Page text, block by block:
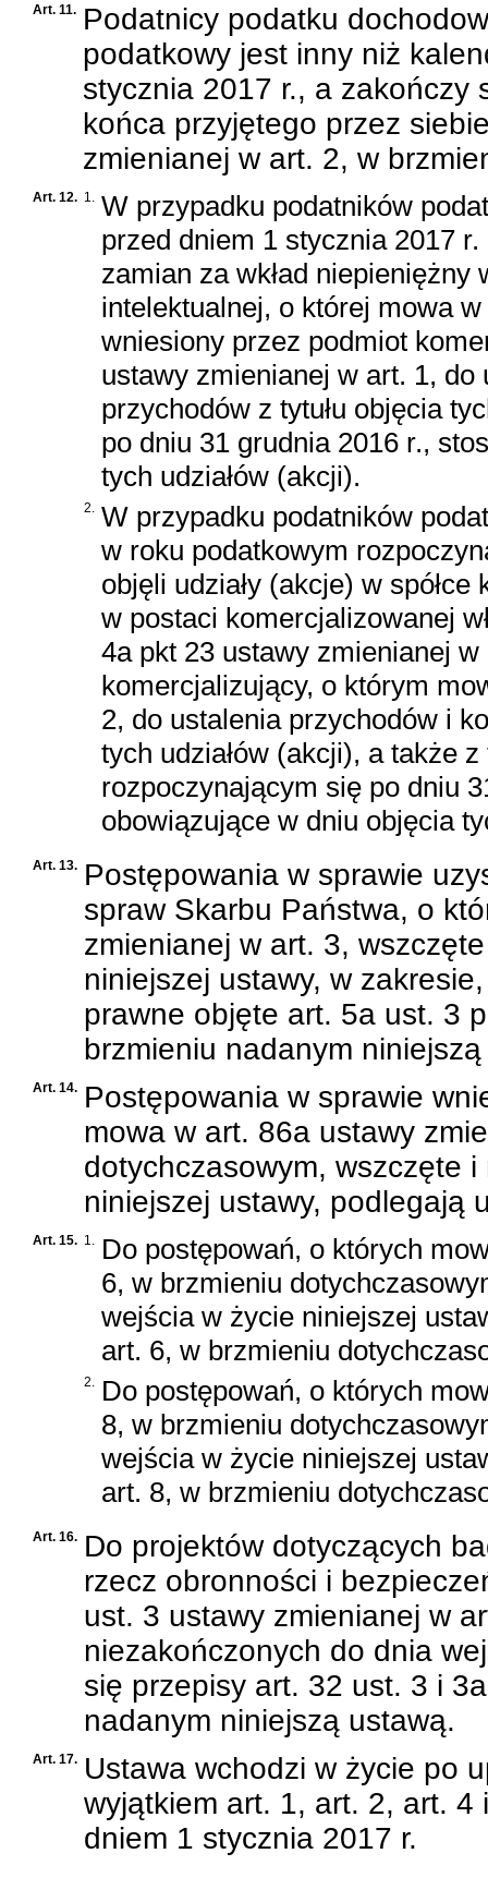
Art. 11. Podatnicy podatku
podatkowy jest inny niż
stycznia 2017 r., a zakończy
końca przyjętego przez
zmienianej w art. 2, w
Art. 12. 1. W przypadku podatników
przed dniem 1 stycznia 2017 r.
zamian za wkład
intelektualnej, o której mowa
wniesiony przez podmiot
ustawy zmienianej w art. 1,
przychodów z tytułu objęcia
po dniu 31 grudnia 2016 r.,
tych udziałów (akcji).
2. W przypadku podatników
w roku podatkowym
objęli udziały (akcje) w
w postaci komercjalizowanej
4a pkt 23 ustawy zmienianej
komercjalizujący, o którym
2, do ustalenia przychodów i
tych udziałów (akcji), a także
rozpoczynającym się po dniu
obowiązujące w dniu objęcia
Art. 13. Postępowania w sprawie
spraw Skarbu Państwa, o
zmienianej w art. 3,
niniejszej ustawy, w
prawne objęte art. 5a ust. 3
brzmieniu nadanym
Art. 14. Postępowania w sprawie
mowa w art. 86a ustawy
dotychczasowym, wszczęte
niniejszej ustawy, podlegają
Art. 15. 1. Do postępowań, o których
6, w brzmieniu
wejścia w życie niniejszej
art. 6, w brzmieniu
2. Do postępowań, o których
8, w brzmieniu
wejścia w życie niniejszej
art. 8, w brzmieniu
Art. 16. Do projektów dotyczących
rzecz obronności i
ust. 3 ustawy zmienianej w
niezakończonych do dnia
się przepisy art. 32 ust. 3 i
nadanym niniejszą ustawą.
Art. 17. Ustawa wchodzi w życie po
wyjątkiem art. 1, art. 2, art.
dniem 1 stycznia 2017 r.